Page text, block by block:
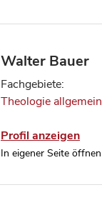
Walter Bauer
Fachgebiete:
Theologie allgemein
Profil anzeigen
In eigener Seite öffnen